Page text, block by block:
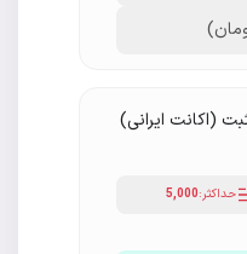
(اکانت ایرانی)
حداکثر:5,000